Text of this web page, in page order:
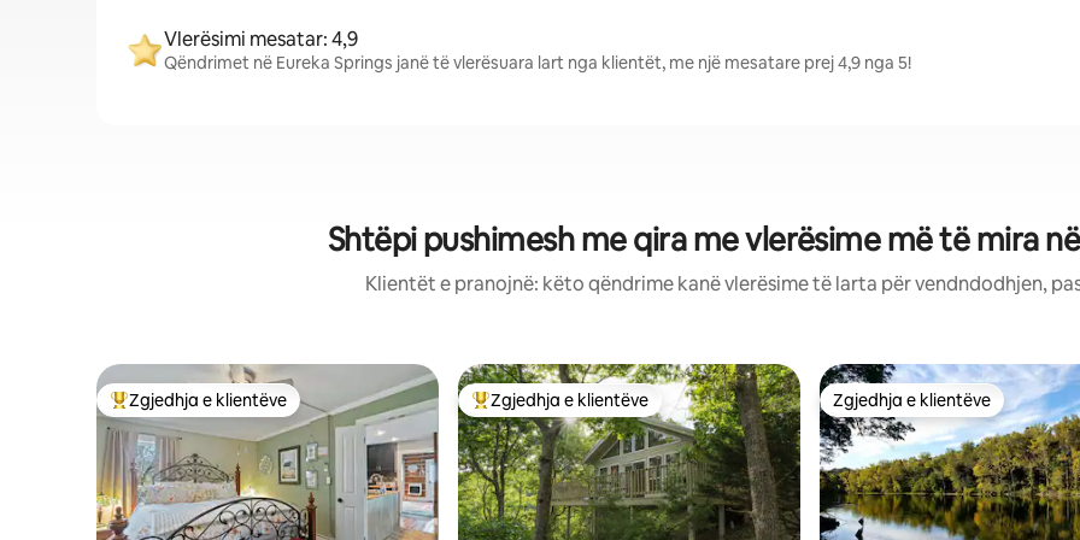
Vlerësimi mesatar: 4,9
Qëndrimet në Eureka Springs janë të vlerësuara lart nga klientët, me një mesatare prej 4,9 nga 5!
Shtëpi pushimesh me qira me vlerësime më të mira
Klientët e pranojnë: këto qëndrime kanë vlerësime të larta për vendndodhjen,
Më të mirat e zgjedhjeve të klientëve
Zgjedhja e klientëve Më të mirat e zgjedhjeve të klientëve
Zgjedhja e klientëve Zgjedhja e klientëve
Zgjedhja e klientëve